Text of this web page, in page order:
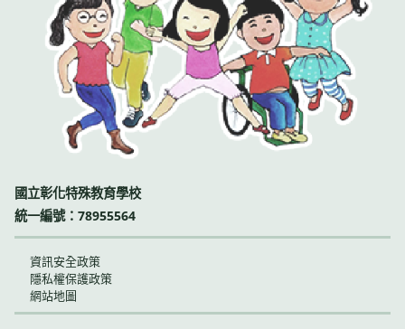
國立彰化特殊教育學校
統一編號：78955564
資訊安全政策
隱私權保護政策
網站地圖